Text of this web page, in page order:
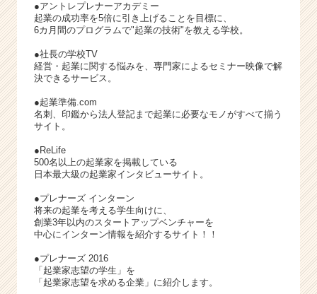
●アントレプレナーアカデミー
起業の成功率を5倍に引き上げることを目標に、
6カ月間のプログラムで"起業の技術"を教える学校。
●社長の学校TV
経営・起業に関する悩みを、専門家によるセミナー映像で解
決できるサービス。
●起業準備.com
名刺、印鑑から法人登記まで起業に必要なモノがすべて揃う
サイト。
●ReLife
500名以上の起業家を掲載している
日本最大級の起業家インタビューサイト。
●プレナーズ インターン
将来の起業を考える学生向けに、
創業3年以内のスタートアップベンチャーを
中心にインターン情報を紹介するサイト！！
●プレナーズ 2016
「起業家志望の学生」を
「起業家志望を求める企業」に紹介します。